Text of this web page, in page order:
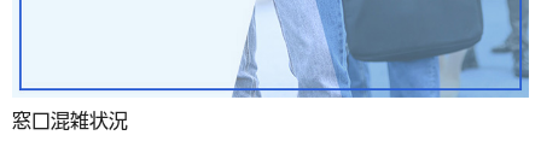
窓口混雑状況